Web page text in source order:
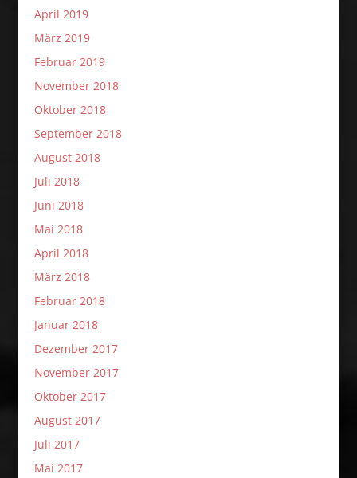
April 2019
März 2019
Februar 2019
November 2018
Oktober 2018
September 2018
August 2018
Juli 2018
Juni 2018
Mai 2018
April 2018
März 2018
Februar 2018
Januar 2018
Dezember 2017
November 2017
Oktober 2017
August 2017
Juli 2017
Mai 2017